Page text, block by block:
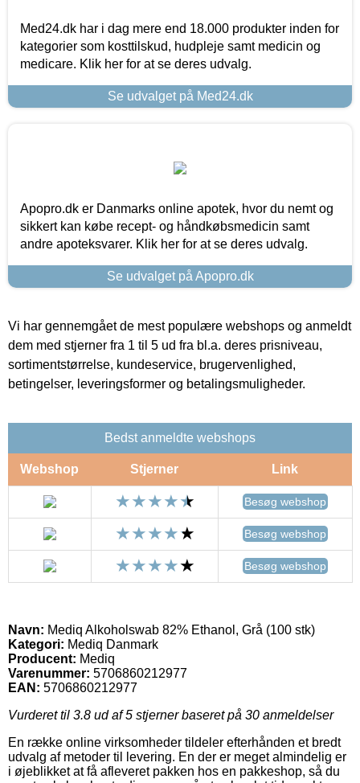
Med24.dk har i dag mere end 18.000 produkter inden for
kategorier som kosttilskud, hudpleje samt medicin og
medicare. Klik her for at se deres udvalg.
Se udvalget på Med24.dk
Apopro.dk er Danmarks online apotek, hvor du nemt og
sikkert kan købe recept- og håndkøbsmedicin samt
andre apoteksvarer. Klik her for at se deres udvalg.
Se udvalget på Apopro.dk
Vi har gennemgået de mest populære webshops og anmeldt
dem med stjerner fra 1 til 5 ud fra bl.a. deres prisniveau,
sortimentstørrelse, kundeservice, brugervenlighed,
betingelser, leveringsformer og betalingsmuligheder.
Bedst anmeldte webshops
Webshop Stjerner Link
Besøg webshop
Besøg webshop
Besøg webshop
Navn: Mediq Alkoholswab 82% Ethanol, Grå (100 stk)
Kategori: Mediq Danmark
Producent: Mediq
Varenummer: 5706860212977
EAN: 5706860212977
Vurderet til 3.8 ud af 5 stjerner baseret på 30 anmeldelser
En række online virksomheder tildeler efterhånden et bredt
udvalg af metoder til levering. En der er meget almindelig er
i øjeblikket at få afleveret pakken hos en pakkeshop, så du